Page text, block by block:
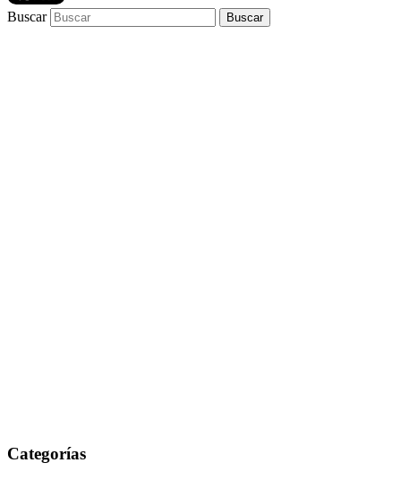
Buscar
Categorías